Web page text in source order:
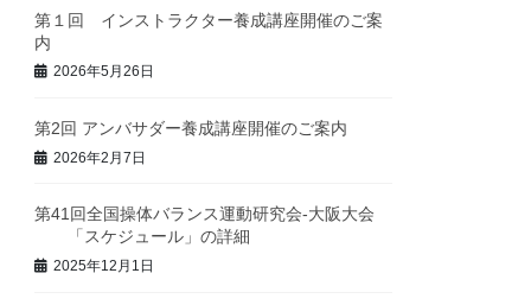
第１回 インストラクター養成講座開催のご案
内
2026年5月26日
第2回 アンバサダー養成講座開催のご案内
2026年2月7日
第41回全国操体バランス運動研究会-大阪大会
「スケジュール」の詳細
2025年12月1日